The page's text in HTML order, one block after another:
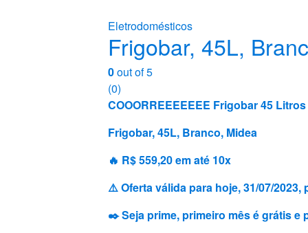
Eletrodomésticos
Frigobar, 45L,
0out of 5
(0)
COOORREEEEEEE Frigobar 45
Frigobar, 45L, Branco, Midea
🔥 R$ 559,20 em até 10x
⚠️ Oferta válida para hoje, 31/07/
✒️ Seja prime, primeiro mês é grátis